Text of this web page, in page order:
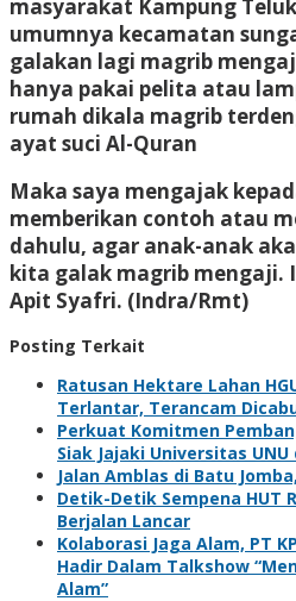
masyarakat Kampung
umumnya kecamatan
galakan lagi magrib
hanya pakai pelita atau
rumah dikala magrib
ayat suci Al-Quran
Maka saya mengajak
memberikan contoh atau
dahulu, agar anak-anak
kita galak magrib mengaji.
Apit Syafri. (Indra/Rmt)
Posting Terkait
Ratusan Hektare Lahan
Terlantar, Terancam
Perkuat Komitmen
Siak Jajaki Universitas
Jalan Amblas di Batu
Detik-Detik Sempena HUT
Berjalan Lancar
Kolaborasi Jaga Alam, PT
Hadir Dalam Talkshow
Alam”